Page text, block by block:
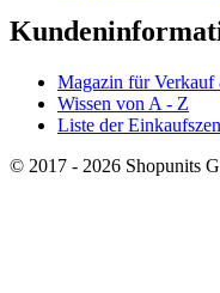
Magazin für Verkauf
Wissen von A - Z
Liste der
© 2017 - 2026 Shopunits